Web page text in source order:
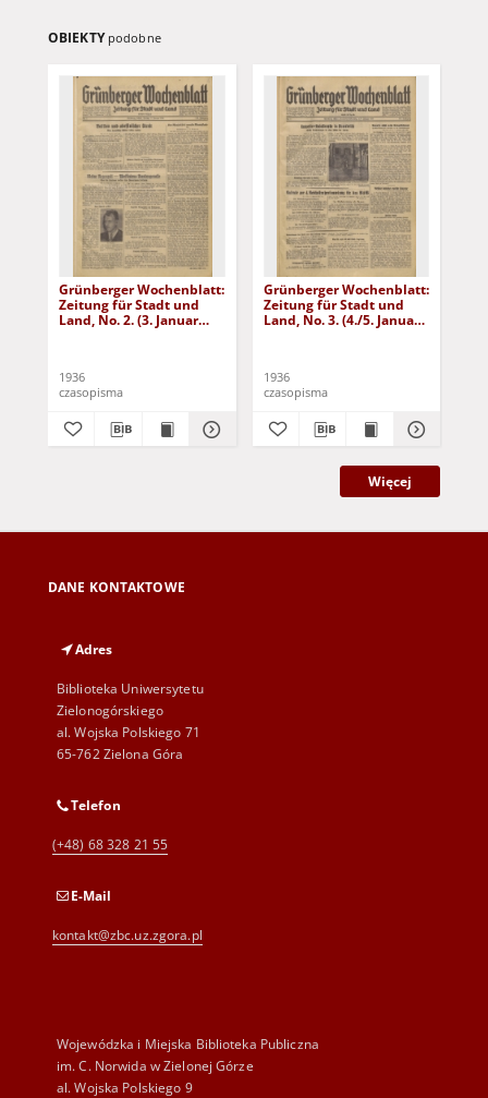
OBIEKTY podobne
Grünberger Wochenblatt:
Zeitung für Stadt und
Land, No. 2. (3. Januar
1936
czasopisma
Grünberger Wochenblatt:
Zeitung für Stadt und
Land, No. 3. (4./5. Januar
1936
czasopisma
Więcej
DANE KONTAKTOWE
Adres
Biblioteka Uniwersytetu
Zielonogórskiego
al. Wojska Polskiego 71
65-762 Zielona Góra
Telefon
(+48) 68 328 21 55
E-Mail
kontakt@zbc.uz.zgora.pl
Wojewódzka i Miejska Biblioteka Publiczna
im. C. Norwida w Zielonej Górze
al. Wojska Polskiego 9